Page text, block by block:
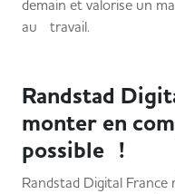
demain et valorise un
au travail.
Randstad
monter en
possible !
Randstad Digital France